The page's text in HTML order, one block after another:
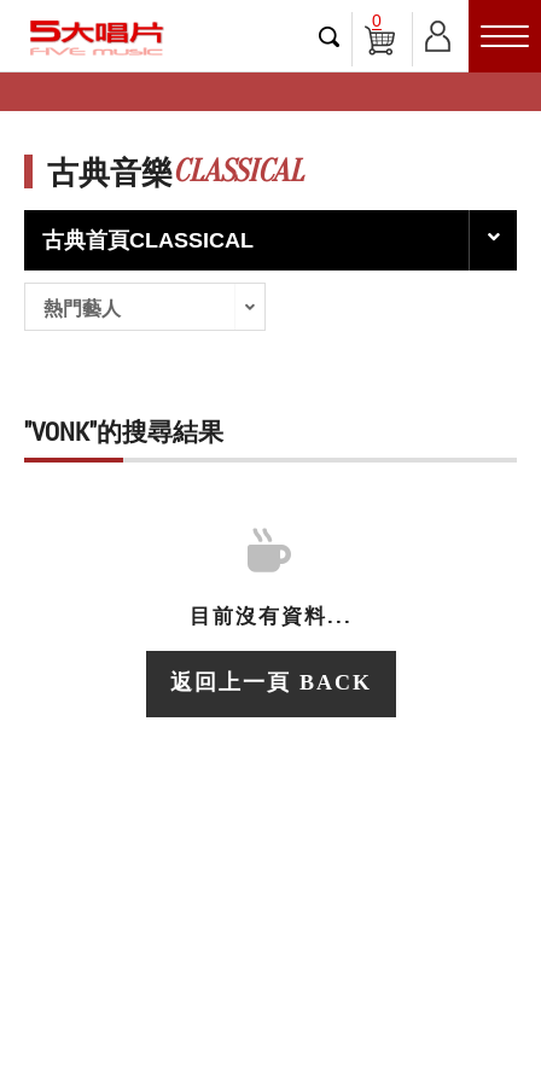
0
古典音樂CLASSICAL
古典首頁CLASSICAL
熱門藝人
"VONK"的搜尋結果
目前沒有資料...
返回上一頁 BACK